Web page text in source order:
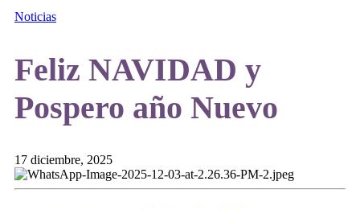
Noticias
Feliz NAVIDAD y
Pospero año Nuevo
17 diciembre, 2025